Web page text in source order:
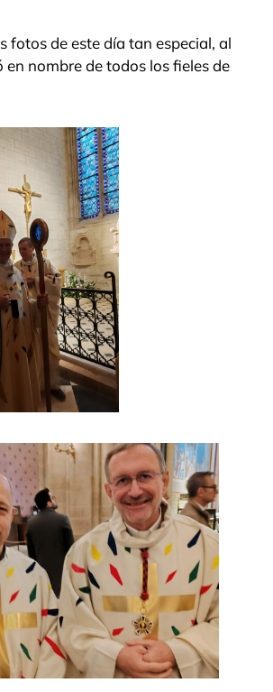
fotos de este día tan especial, al
en nombre de todos los fieles de